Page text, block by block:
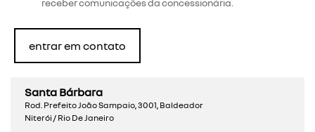
Santa Bárbara
Rod. Prefeito João Sampaio, 3001, Baldeador
Niterói / Rio De Janeiro
receber comunicações da concessionária.
entrar em contato